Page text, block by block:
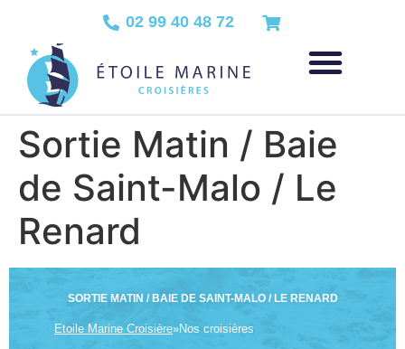
02 99 40 48 72
Sortie Matin / Baie
de Saint-Malo / Le
Renard
SORTIE MATIN / BAIE DE SAINT-MALO / LE RENARD
Etoile Marine Croisière»Nos croisières